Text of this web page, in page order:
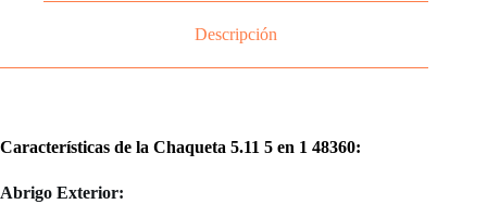
Descripción
Características de la Chaqueta 5.11 5 en 1 48360:
Abrigo Exterior: